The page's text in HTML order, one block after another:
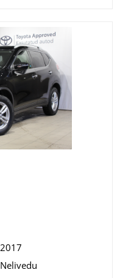
2017
Nelivedu